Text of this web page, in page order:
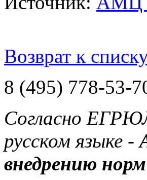
Возврат к
8 (495) 778-53-
Согласно
русском языке -
внедрению норм